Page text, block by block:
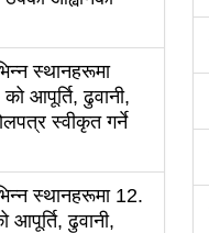
स्थानहरूमा
आपूर्ति, ढुवानी,
स्वीकृत गर्ने
स्थानहरूमा 12.
ढुवानी,